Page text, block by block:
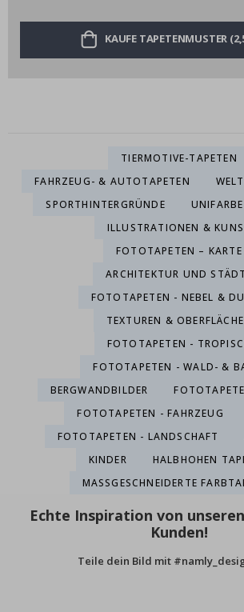
KAUFE
TIERMOTIVE-TAPETEN
FAHRZEUG- & AUTOTAPETEN
SPORTHINTERGRÜNDE
UNIFARBE
ILLUSTRATIONEN &
FOTOTAPETEN – KARTE
ARCHITEKTUR UND
FOTOTAPETEN - NEBEL &
TEXTUREN &
FOTOTAPETEN -
FOTOTAPETEN - WALD- &
BERGWANDBILDER
FOTOTAPETEN - FAHRZEUG
FOTOTAPETEN - LANDSCHAFT
KINDER
HALBHOHEN
MASSGESCHNEIDERTE
Echte Inspiration von
Kunden!
Teile dein Bild mit